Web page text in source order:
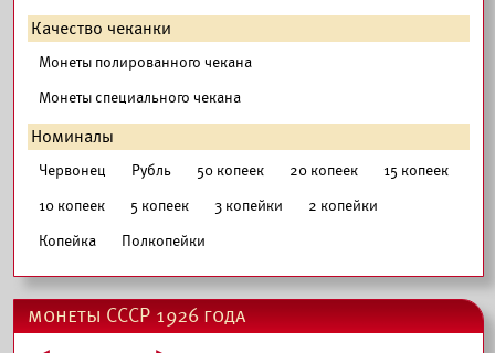
Качество чеканки
Монеты полированного чекана
Монеты специального чекана
Номиналы
Червонец Рубль 50 копеек 20 копеек
15 копеек
10 копеек
5 копеек 3 копейки
2 копейки
Копейка
Полкопейки
монеты СССР 1926 года